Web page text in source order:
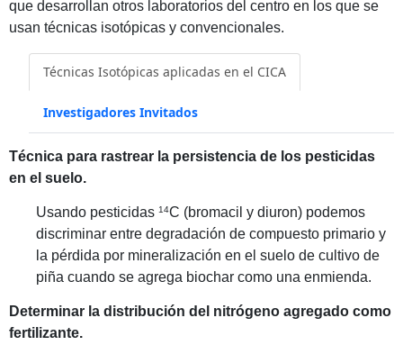
que desarrollan otros laboratorios del centro en los que se
usan técnicas isotópicas y convencionales.
Técnicas Isotópicas aplicadas en el CICA
Investigadores Invitados
Técnica para rastrear la persistencia de los pesticidas
en el suelo.
Usando pesticidas 14C (bromacil y diuron) podemos
discriminar entre degradación de compuesto primario y
la pérdida por mineralización en el suelo de cultivo de
piña cuando se agrega biochar como una enmienda.
Determinar la distribución del nitrógeno agregado como
fertilizante.